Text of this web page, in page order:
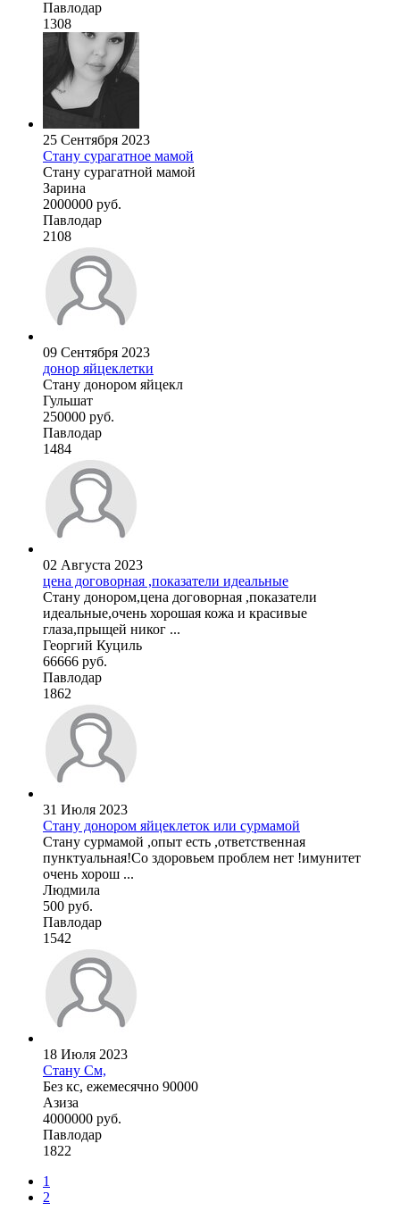
Павлодар
1308
25 Сентября 2023
Стану сурагатное мамой
Стану сурагатной мамой
Зарина
2000000 руб.
Павлодар
2108
09 Сентября 2023
донор яйцеклетки
Стану донором яйцекл
Гульшат
250000 руб.
Павлодар
1484
02 Августа 2023
цена договорная ,показатели идеальные
Стану донором,цена договорная ,показатели
идеальные,очень хорошая кожа и красивые
глаза,прыщей никог ...
Георгий Куциль
66666 руб.
Павлодар
1862
31 Июля 2023
Стану донором яйцеклеток или сурмамой
Стану сурмамой ,опыт есть ,ответственная
пунктуальная!Со здоровьем проблем нет !имунитет
очень хорош ...
Людмила
500 руб.
Павлодар
1542
18 Июля 2023
Стану См,
Без кс, ежемесячно 90000
Азиза
4000000 руб.
Павлодар
1822
1
2